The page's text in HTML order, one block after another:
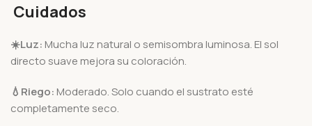
Cuidados
☀️Luz: Mucha luz natural o semisombra luminosa. El sol
directo suave mejora su coloración.
💧 Riego: Moderado. Solo cuando el sustrato esté
completamente seco.